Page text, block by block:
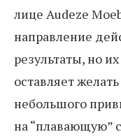
лице Audeze
направление
результаты, но
оставляет
небольшого
на “плавающую”